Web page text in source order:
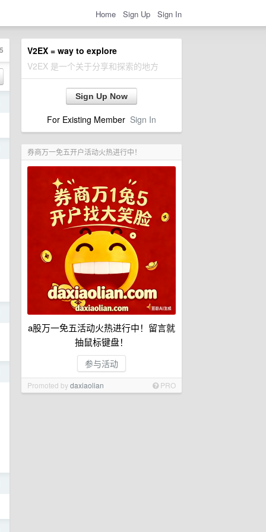
Home Sign Up Sign In
V2EX = way to explore
V2EX 是一个关于分享和探索的地方
Sign Up Now
For Existing Member Sign In
券商万一免五开户活动火热进行中！
a股万一免五活动火热进行中！留言就
抽鼠标键盘！
参与活动
Promoted bydaxiaolian PRO